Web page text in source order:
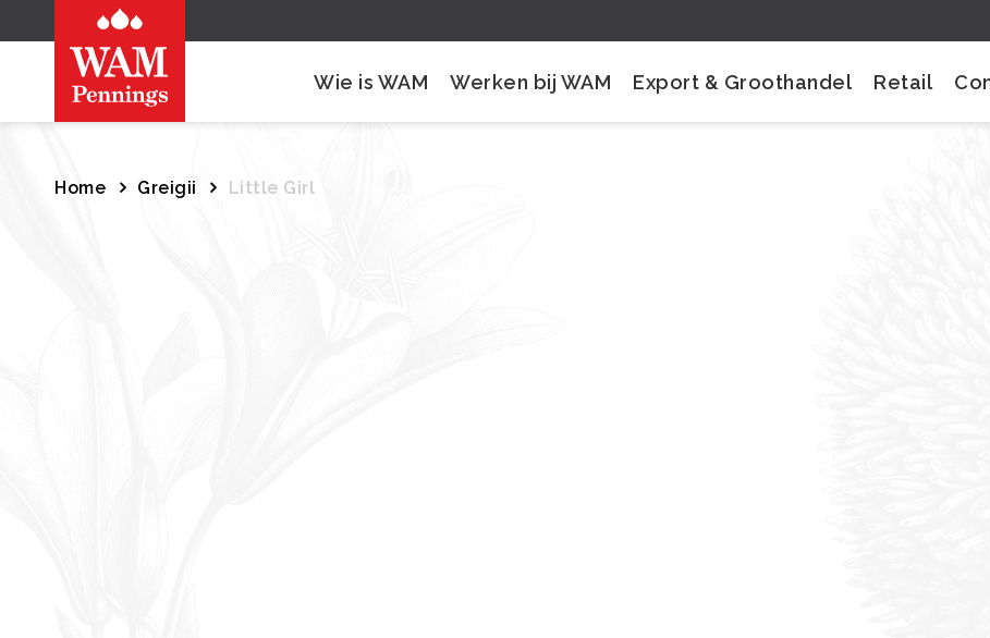
Wie is WAM Werken bij WAM Export & Groothandel Retail
Home Greigii Little Girl